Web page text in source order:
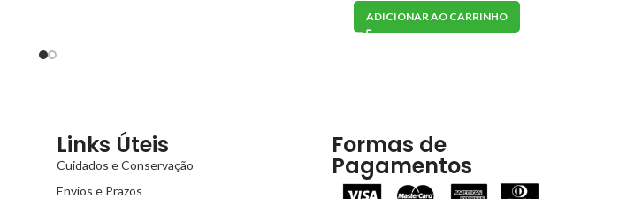
ADICIONAR AO CARRINHO
Links Úteis
Cuidados e Conservação
Envios e Prazos
Formas de
Pagamentos